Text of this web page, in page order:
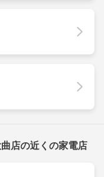
店の近くの家電店